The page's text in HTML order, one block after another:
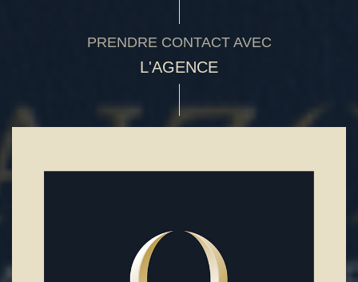
PRENDRE CONTACT AVEC
L'AGENCE